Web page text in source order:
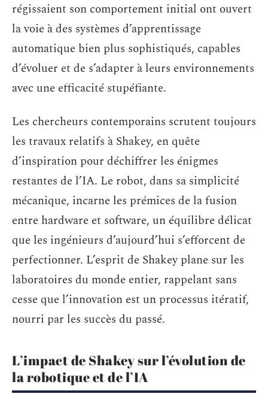
régissaient son comportement initial ont ouvert
la voie à des systèmes d’apprentissage
automatique bien plus sophistiqués, capables
d’évoluer et de s’adapter à leurs environnements
avec une efficacité stupéfiante.
Les chercheurs contemporains scrutent toujours
les travaux relatifs à Shakey, en quête
d’inspiration pour déchiffrer les énigmes
restantes de l’IA. Le robot, dans sa simplicité
mécanique, incarne les prémices de la fusion
entre hardware et software, un équilibre délicat
que les ingénieurs d’aujourd’hui s’efforcent de
perfectionner. L’esprit de Shakey plane sur les
laboratoires du monde entier, rappelant sans
cesse que l’innovation est un processus itératif,
nourri par les succès du passé.
L’impact de Shakey sur l’évolution de
la robotique et de l’IA